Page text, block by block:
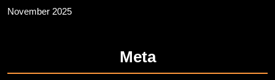
November 2025
Meta